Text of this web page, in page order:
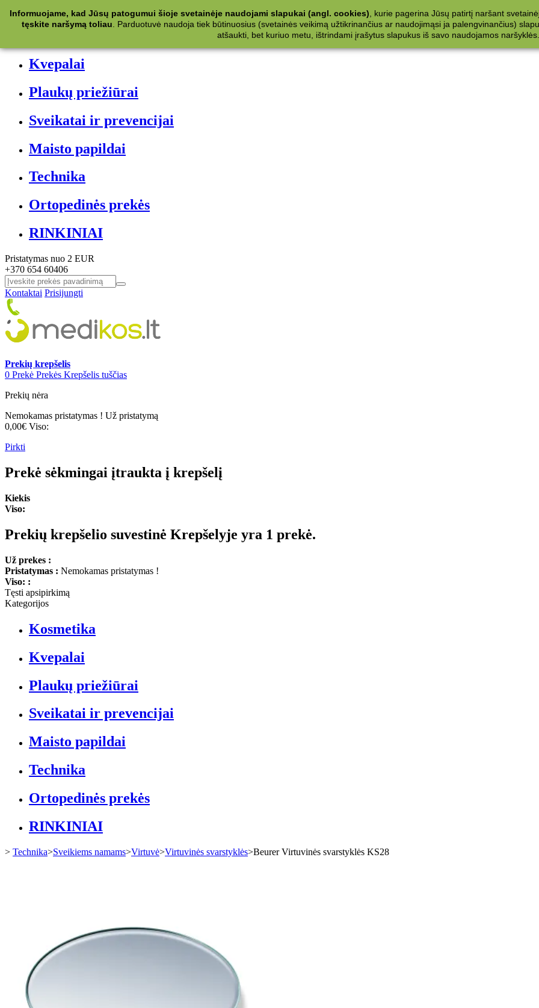
Kategorijos
Kvepalai
Plaukų priežiūrai
Sveikatai ir prevencijai
Maisto papildai
Technika
Ortopedinės prekės
RINKINIAI
Pristatymas nuo 2 EUR
+370 654 60406
Kontaktai Prisijungti
Prekių krepšelis
0 Prekė Prekės Krepšelis tuščias
Prekių nėra
Nemokamas pristatymas ! Už pristatymą
0,00€ Viso:
Pirkti
Prekė sėkmingai įtraukta į krepšelį
Kiekis
Viso:
Prekių krepšelio suvestinė Krepšelyje yra 1 prekė.
Už prekes :
Pristatymas : Nemokamas pristatymas !
Viso: :
Tęsti apsipirkimą
Kategorijos
Kosmetika
Kvepalai
Plaukų priežiūrai
Sveikatai ir prevencijai
Maisto papildai
Technika
Ortopedinės prekės
RINKINIAI
> Technika>Sveikiems namams>Virtuvė>Virtuvinės svarstyklės>Beurer Virtuvinės svarstyklės KS28
Informuojame, kad Jūsų patogumui šioje svetainėje naudojami slapukai (angl. cookies) , kurie pagerina Jūsų patirtį naršant
tęskite naršymą toliau
Parduotuvė naudoja tiek būtinuosius (svetainės veikimą užtikrinančius ar naudojimąsi ja palengvinančius)
atšaukti, bet kuriuo metu, ištrindami įrašytus slapukus iš savo naudojamos naršyklės.